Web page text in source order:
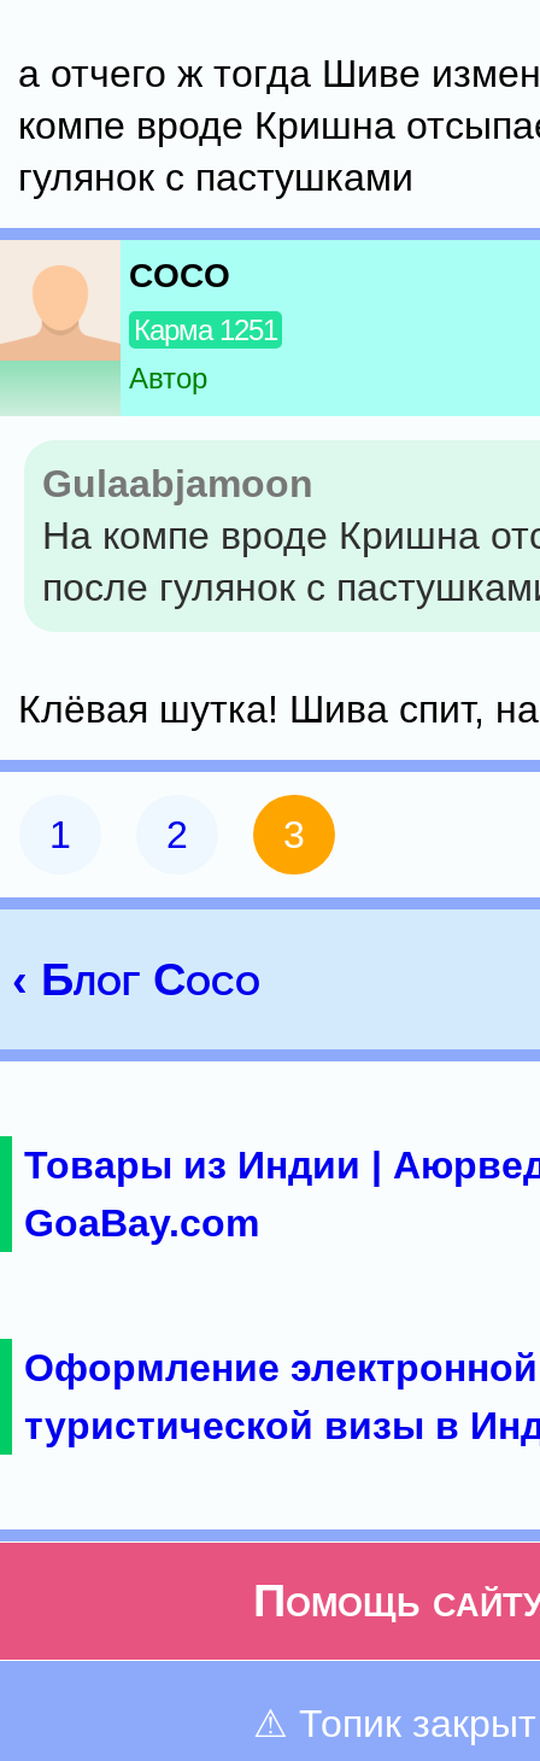
а отчего ж тогда Шиве
компе вроде Кришна
гулянок с пастушками
COCO
Карма 1251
Автор
Gulaabjamoon
На компе вроде Кришна
после гулянок с
Клёвая шутка! Шива спит,
1 2 3
‹ Блог Coco
Товары из Индии |
GoaBay.com
Оформление электронной
туристической визы в
Помощь
⚠ Топик закрыт